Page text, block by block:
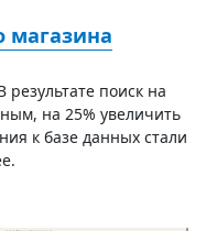
магазина
поиск на
на 25% увеличить
к базе данных стали